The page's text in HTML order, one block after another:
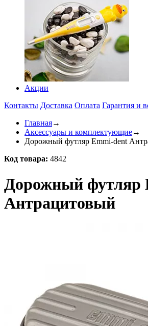
Акции
Контакты Доставка Оплата Гарантия и
Главная→
Аксессуары и комплектующие→
Дорожный футляр Emmi-dent
Код товара: 4842
Дорожный футляр
Антрацитовый